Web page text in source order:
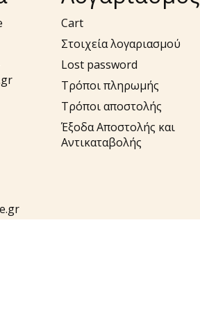
Cart
Στοιχεία λογαριασμού
Lost password
Τρόποι πληρωμής
Τρόποι αποστολής
Έξοδα Αποστολής και
Αντικαταβολής